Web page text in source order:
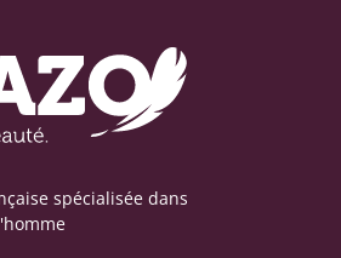
spécialisée dans